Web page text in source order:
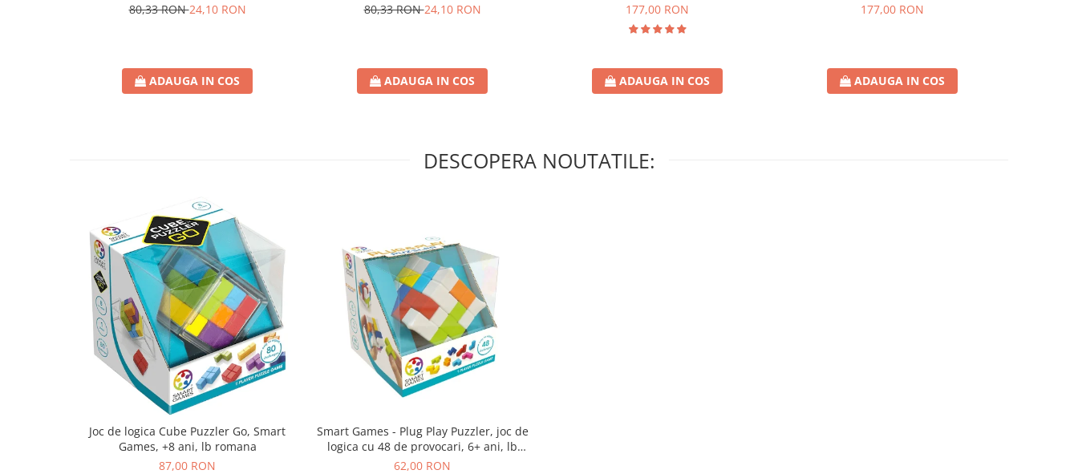
80,33 RON24,10 RON
ADAUGA IN COS
80,33 RON24,10 RON
ADAUGA IN COS
177,00 RON
ADAUGA IN COS
177,00 RON
ADAUGA IN COS
DESCOPERA NOUTATILE:
Joc de logica Cube Puzzler Go, Smart
Games, +8 ani, lb romana
87,00 RON
Smart Games - Plug Play Puzzler, joc de
logica cu 48 de provocari, 6+ ani, lb
romana
62,00 RON